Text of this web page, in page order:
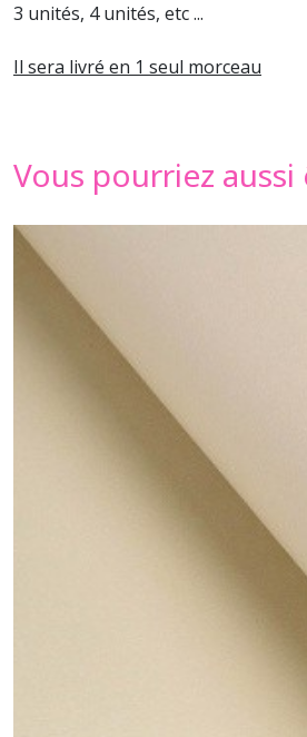
3 unités, 4 unités, etc ...
Il sera livré en 1 seul morceau
Vous pourriez